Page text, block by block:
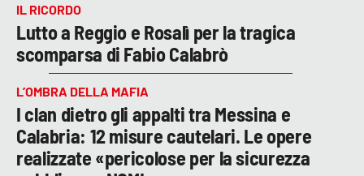
IL RICORDO
Lutto a Reggio e Rosalì per la tragica
scomparsa di Fabio Calabrò
L’OMBRA DELLA MAFIA
I clan dietro gli appalti tra Messina e
Calabria: 12 misure cautelari. Le opere
realizzate «pericolose per la sicurezza